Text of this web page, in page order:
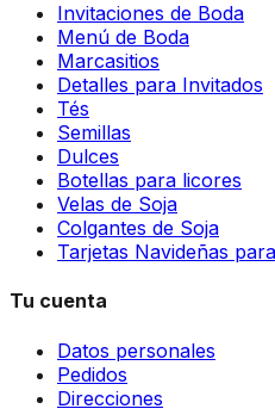
Invitaciones de Boda
Menú de Boda
Marcasitios
Detalles para Invitados
Tés
Semillas
Dulces
Botellas para licores
Velas de Soja
Colgantes de Soja
Tarjetas Navideñas
Tu cuenta
Datos personales
Pedidos
Direcciones